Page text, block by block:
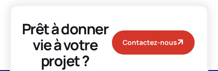
Prêt à donner
vie à votre
projet ?
Contactez-nous